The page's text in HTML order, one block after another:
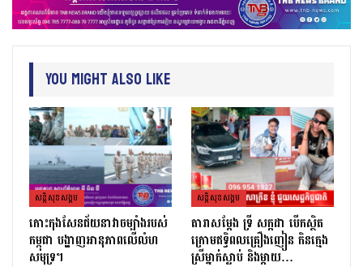
You Might Also Like
សន្តិសុខសង្គម
កោះកុងសែនជ័យនាវាចម្បាំងរបស់
កម្ពុជា បង្ហាញអានុភាពលើលំហ
សមុទ្រ។
សន្តិសុខសង្គម
តារាសម្ដែង ទ្រី សក្កដា បើកស្ថិត
ក្រោមឥទ្ធិពលគ្រឿងញៀន កិនក្មេង
ស្រីម្នាក់ស្លាប់ និងម្ដាយ…